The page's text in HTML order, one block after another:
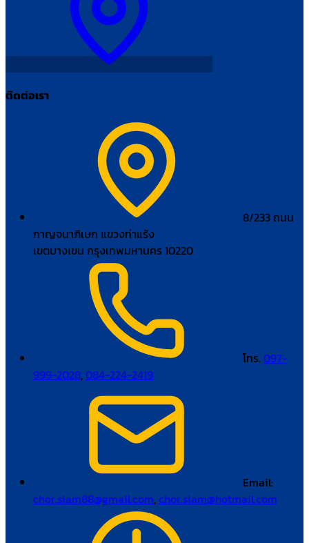
ติดต่อเรา
8/233 ถนน
กาญจนาภิเษก แขวงท่าแร้ง
เขตบางเขน กรุงเทพมหานคร 10220
โทร. 097-
999-2028,084-224-2419
Email:
chor.siam88@gmail.com,chor.siam@hotmail.com